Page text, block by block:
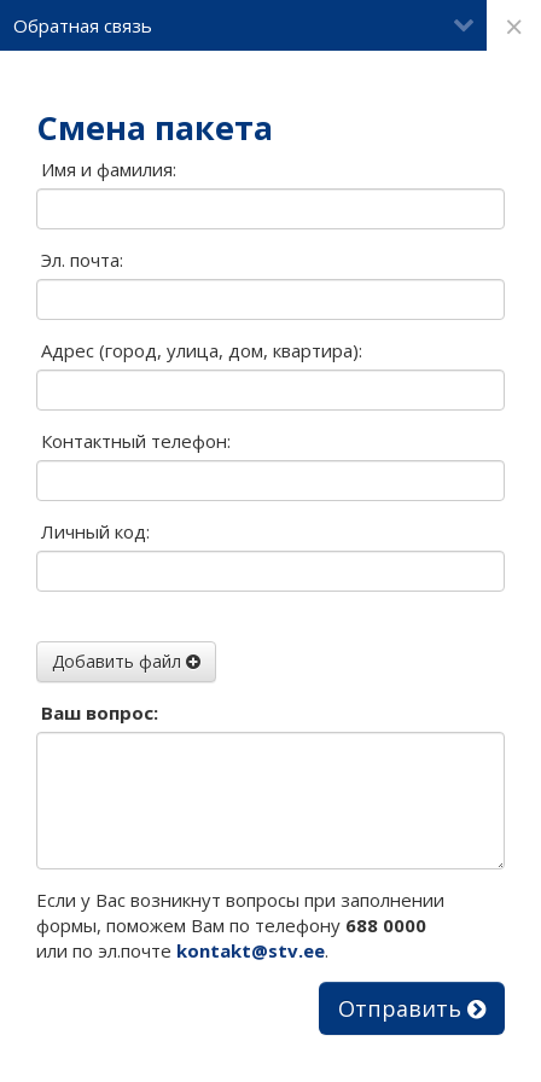
Обратная связь ×
Смена пакета
Имя и фамилия:
Эл. почта:
Адрес (город, улица, дом, квартира):
Контактный телефон:
Личный код:
Добавить файл
Ваш вопрос:
Если у Вас возникнут вопросы при заполнении
формы, поможем Вам по телефону 688 0000
или по эл.почте kontakt@stv.ee.
Отправить